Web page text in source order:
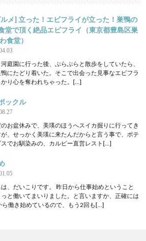
メ] 立った！エビフライが立った！巣鴨の
堂で頂く絶品エビフライ（東京都豊島区巣
食堂）
庭園に行った後、ぶらぶらと散歩をしていたら、
にたどり着いた。そこで出会った見事なエビフラ
かり心を奪われちゃった。[…]
ックル
のお盆休みで、美瑛のほうへスイカ掘りに行ってき
、せっかく美瑛に来たんだからと言う事で、ポテ
スでお馴染みの、カルビー直営レスト[…]
は、だいこりです。 昨日から仕事始めということ
と働いてまいりました。と言いますか、正確には
ら働き始めているので、もう2回も[…]